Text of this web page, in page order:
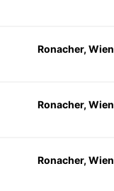
Ronacher, Wien
Ronacher, Wien
Ronacher, Wien